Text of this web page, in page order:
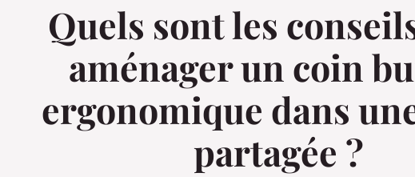
Quels sont les
aménager un coin
ergonomique dans
partagée ?